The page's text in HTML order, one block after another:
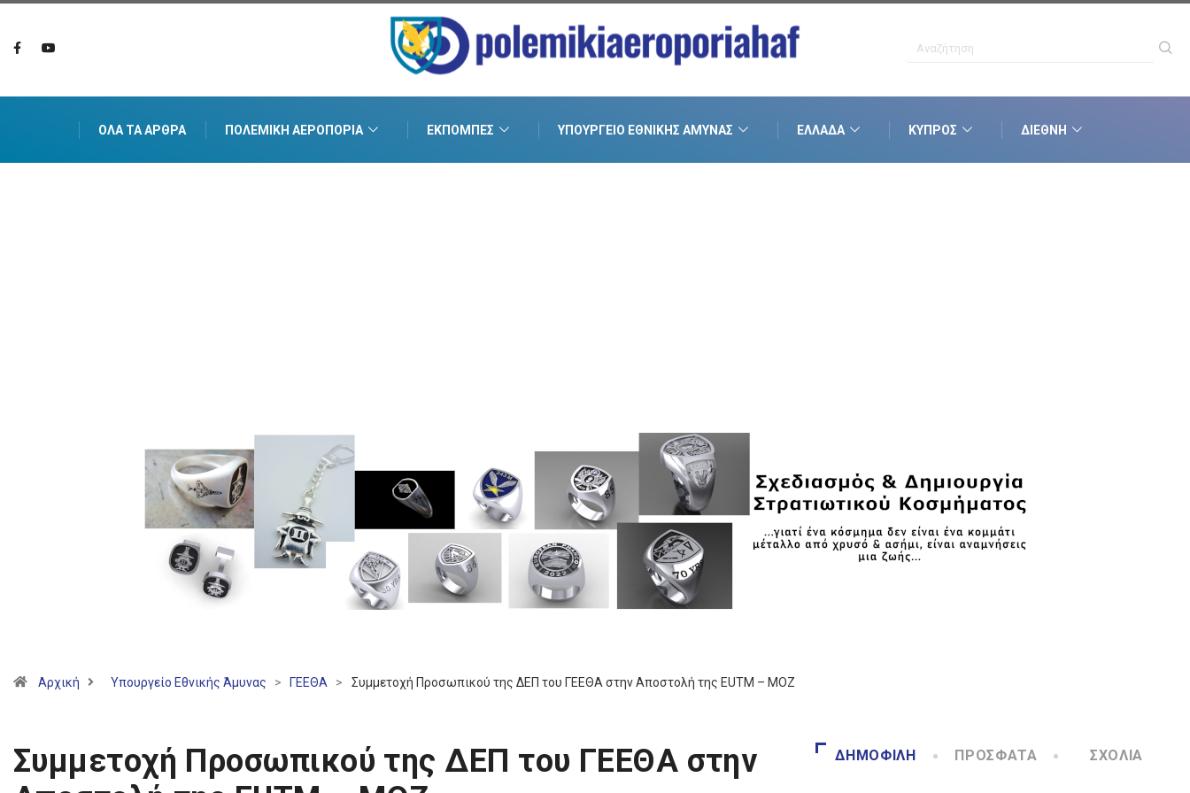
ΌΛΑ ΤΑ ΆΡΘΡΑ ΠΟΛΕΜΙΚΉ ΑΕΡΟΠΟΡΊΑ ΕΚΠΟΜΠΈΣ ΥΠΟΥΡΓΕΊΟ ΕΘΝΙΚΉΣ ΆΜΥΝΑΣ ΕΛΛΆΔΑ ΚΎΠΡΟΣ ΔΙΕΘΝΉ
Αρχική Υπουργείο Εθνικής Άμυνας > ΓΕΕΘΑ > Συμμετοχή Προσωπικού της ΔΕΠ του ΓΕΕΘΑ στην Αποστολή της EUTM – MΟΖ
Συμμετοχή Προσωπικού της ΔΕΠ του ΓΕΕΘΑ στην
ΔΗΜΟΦΙΛΉ ΠΡΌΣΦΑΤΑ ΣΧΌΛΙΑ